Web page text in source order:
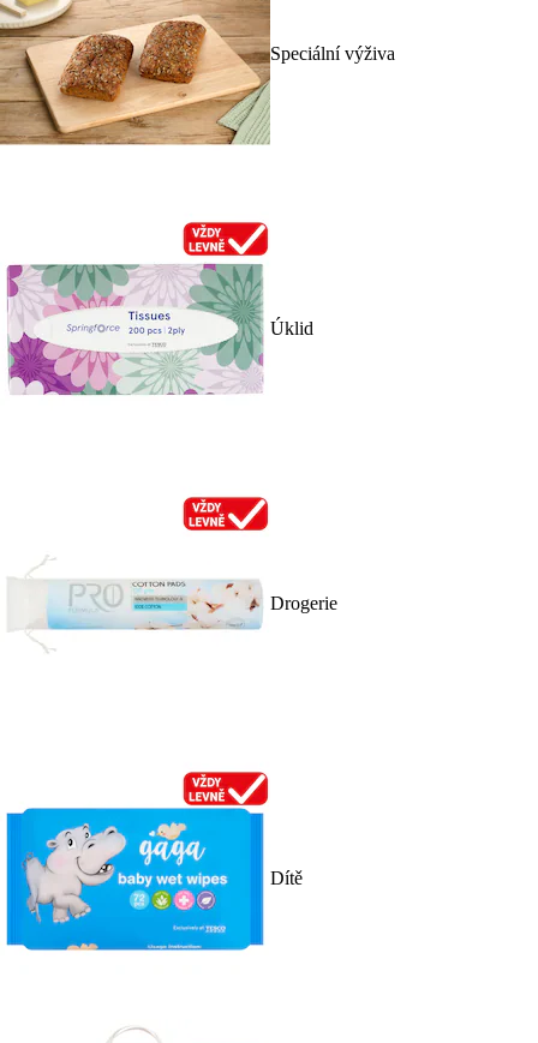
Speciální výživa
Úklid
Drogerie
Dítě